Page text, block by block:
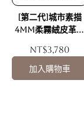
柔霧絨皮革表層
✔️可降解柔霧絨
素皮革，特殊耐
濕超止滑
[第二代]城市素描
4mm柔霧絨皮革天
巴黎
NT$3,780
加入購物車